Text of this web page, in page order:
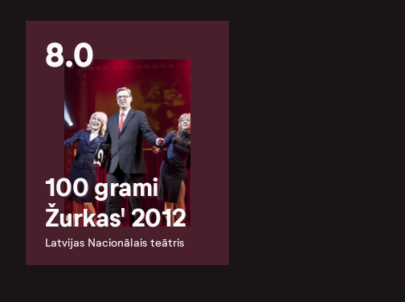
8.0
100 grami
Žurkas' 2012
Latvijas Nacionālais teātris